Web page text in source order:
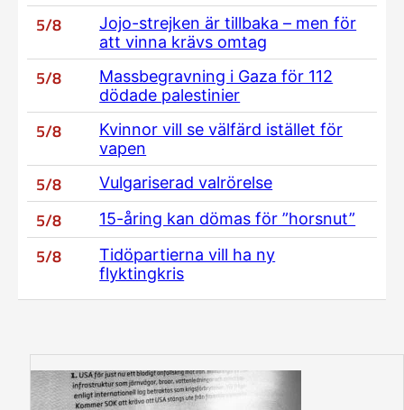
5/8
Jojo-strejken är tillbaka – men för
att vinna krävs omtag
5/8
Massbegravning i Gaza för 112
dödade palestinier
5/8
Kvinnor vill se välfärd istället för
vapen
5/8 Vulgariserad valrörelse
5/8 15-åring kan dömas för ”horsnut”
5/8
Tidöpartierna vill ha ny
flyktingkris